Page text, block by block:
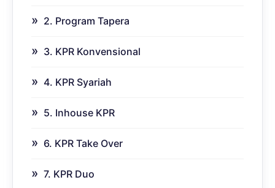
2. Program Tapera
3. KPR Konvensional
4. KPR Syariah
5. Inhouse KPR
6. KPR Take Over
7. KPR Duo